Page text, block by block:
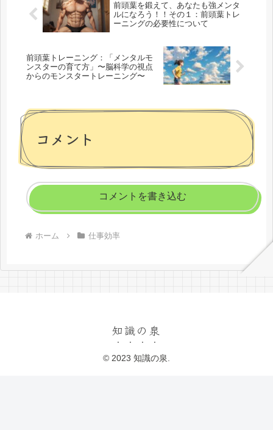
前頭葉を鍛えて、あなたも強メンタ
ルになろう！！その１：前頭葉トレ
ーニングの必要性について
前頭葉トレーニング：「メンタルモ
ンスターの育て方」〜脳科学の視点
からのモンスタートレーニング〜
コメント
コメントを書き込む
ホーム 仕事効率
知識の泉
© 2023 知識の泉.